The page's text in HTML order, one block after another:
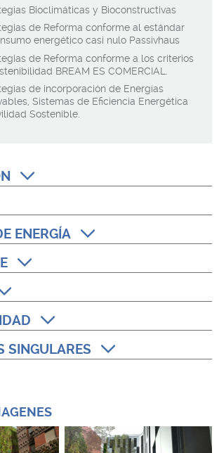
Bioclimáticas y Bioconstructivas
de Reforma conforme al estándar
energético casi nulo Passivhaus
de Reforma conforme a los criterios
BREAM ES COMERCIAL.
de incorporación de Energías
Sistemas de Eficiencia Energética
Sostenible.
ENERGÍA
SINGULARES